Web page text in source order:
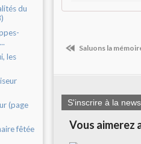
du
les
(page
fêtée
Saluons la
S'inscrire à la
Vous aimerez